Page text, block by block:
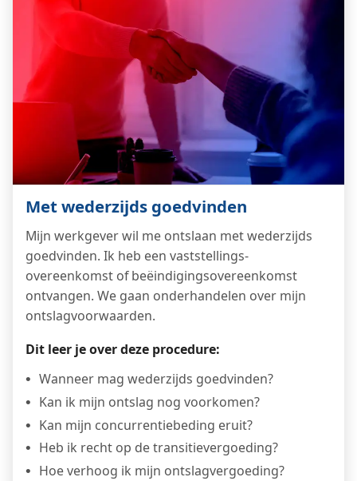
Met wederzijds goedvinden
Mijn werkgever wil me ontslaan met wederzijds
goedvinden. Ik heb een vaststellings­
overeenkomst of beëindigingsovereenkomst
ontvangen. We gaan onderhandelen over mijn
ontslagvoorwaarden.
Dit leer je over deze procedure:
Wanneer mag wederzijds goedvinden?
Kan ik mijn ontslag nog voorkomen?
Kan mijn concurrentiebeding eruit?
Heb ik recht op de transitievergoeding?
Hoe verhoog ik mijn ontslagvergoeding?